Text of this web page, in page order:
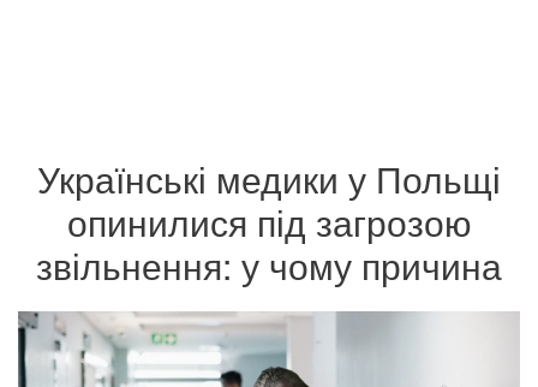
Українські медики у Польщі
опинилися під загрозою
звільнення: у чому причина